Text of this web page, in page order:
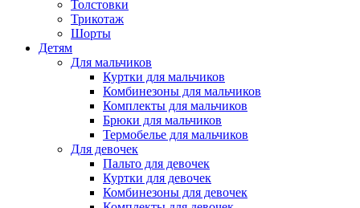
Толстовки
Трикотаж
Шорты
Детям
Для мальчиков
Куртки для мальчиков
Комбинезоны для мальчиков
Комплекты для мальчиков
Брюки для мальчиков
Термобелье для мальчиков
Для девочек
Пальто для девочек
Куртки для девочек
Комбинезоны для девочек